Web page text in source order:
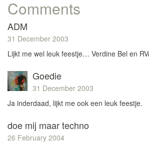
Comments
ADM
31 December 2003
Lijkt me wel leuk feestje… Verdine Bel en RV
Goedie
31 December 2003
Ja inderdaad, lijkt me ook een leuk feestje.
doe mij maar techno
26 February 2004